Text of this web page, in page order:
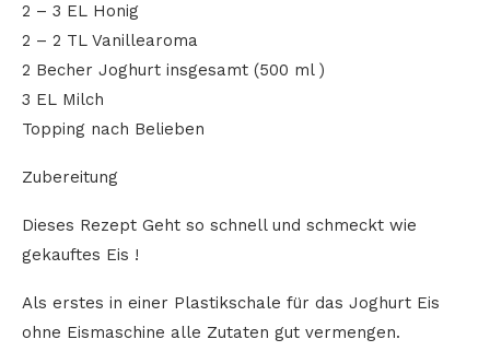
2 – 3 EL Honig
2 – 2 TL Vanillearoma
2 Becher Joghurt insgesamt (500 ml )
3 EL Milch
Topping nach Belieben
Zubereitung
Dieses Rezept Geht so schnell und schmeckt wie
gekauftes Eis !
Als erstes in einer Plastikschale für das Joghurt Eis
ohne Eismaschine alle Zutaten gut vermengen.